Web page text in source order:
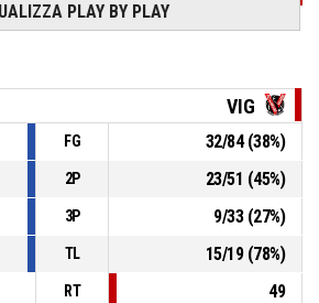
21, Yurkevichus T.
P4 00:16
2, Bestagno E.,
sbagliato
PLAY BY PLAY
VIG
FG 32/84(38%)
2P 23/51 (45%)
3P 9/33(27%)
TL 15/19(78%)
RT
49